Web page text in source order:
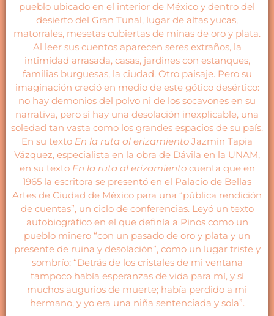
pueblo ubicado en el interior de México y dentro del
desierto del Gran Tunal, lugar de altas yucas,
matorrales, mesetas cubiertas de minas de oro y plata.
Al leer sus cuentos aparecen seres extraños, la
intimidad arrasada, casas, jardines con estanques,
familias burguesas, la ciudad. Otro paisaje. Pero su
imaginación creció en medio de este gótico desértico:
no hay demonios del polvo ni de los socavones en su
narrativa, pero sí hay una desolación inexplicable, una
soledad tan vasta como los grandes espacios de su país.
En su texto En la ruta al erizamiento Jazmín Tapia
Vázquez, especialista en la obra de Dávila en la UNAM,
en su texto En la ruta al erizamientocuenta que en
1965 la escritora se presentó en el Palacio de Bellas
Artes de Ciudad de México para una “pública rendición
de cuentas”, un ciclo de conferencias. Leyó un texto
autobiográfico en el que definía a Pinos como un
pueblo minero “con un pasado de oro y plata y un
presente de ruina y desolación”, como un lugar triste y
sombrío: “Detrás de los cristales de mi ventana
tampoco había esperanzas de vida para mí, y sí
muchos augurios de muerte; había perdido a mi
hermano, y yo era una niña sentenciada y sola”.